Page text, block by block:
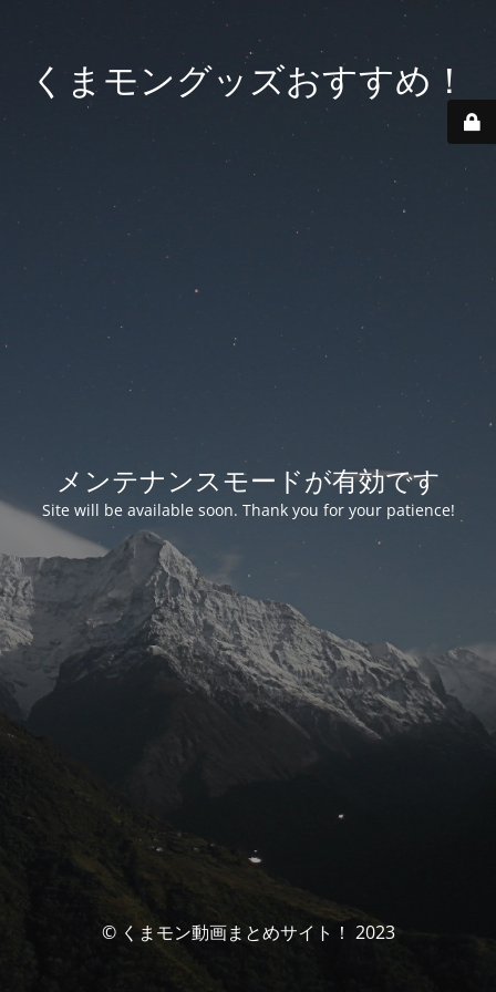
くまモングッズおすすめ！
メンテナンスモードが有効です
Site will be available soon. Thank you for your patience!
© くまモン動画まとめサイト！ 2023